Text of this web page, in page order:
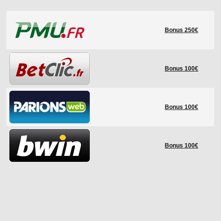
LES STADES
HISTORIQUE
COUPE DES CONFÉDÉRATIONS
Bonus 250€
Bonus 100€
Bonus 100€
Bonus 100€